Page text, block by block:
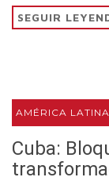
SEGUIR
AMÉRICA
Cuba: